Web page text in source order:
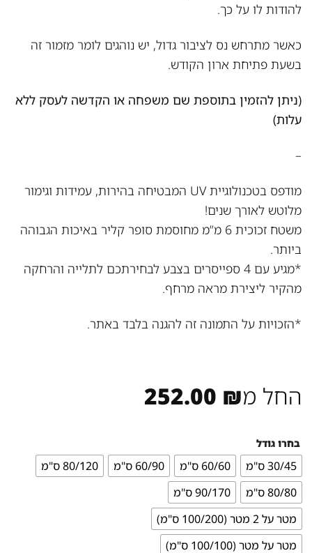
להודות לו על כך.
כאשר מתרחש נס לציבור גדול, יש נוהגים לומר מזמור זה
בשעת פתיחת ארון הקודש.
(ניתן להזמין בתוספת שם משפחה או הקדשה לעסק ללא
עלות)
–
מודפס בטכנולוגיית UV המבטיחה בהירות, עמידות וגימור
מלוטש לאורך שנים!
משטח זכוכית 6 מ”מ מחוסמת סופר קליר באיכות הגבוהה
ביותר.
*מגיע עם 4 ספייסרים בצבע לבחירתכם לתלייה והרחקה
מהקיר ליצירת מראה מרחף.
*הזכויות על התמונה זה להגנה בלבד באתר.
החל מ 252.00 ₪
בחרו גודל
30/45 ס"מ 60/60 ס"מ 60/90 ס"מ
80/120 ס"מ
80/80 ס"מ
90/170 ס"מ
מטר על 2 מטר (100/200 ס"מ)
מטר על מטר (100/100 ס"מ)